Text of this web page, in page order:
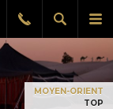
le
Afficher
la
Rappel
gratuit
MOYEN-ORIENT
TOP